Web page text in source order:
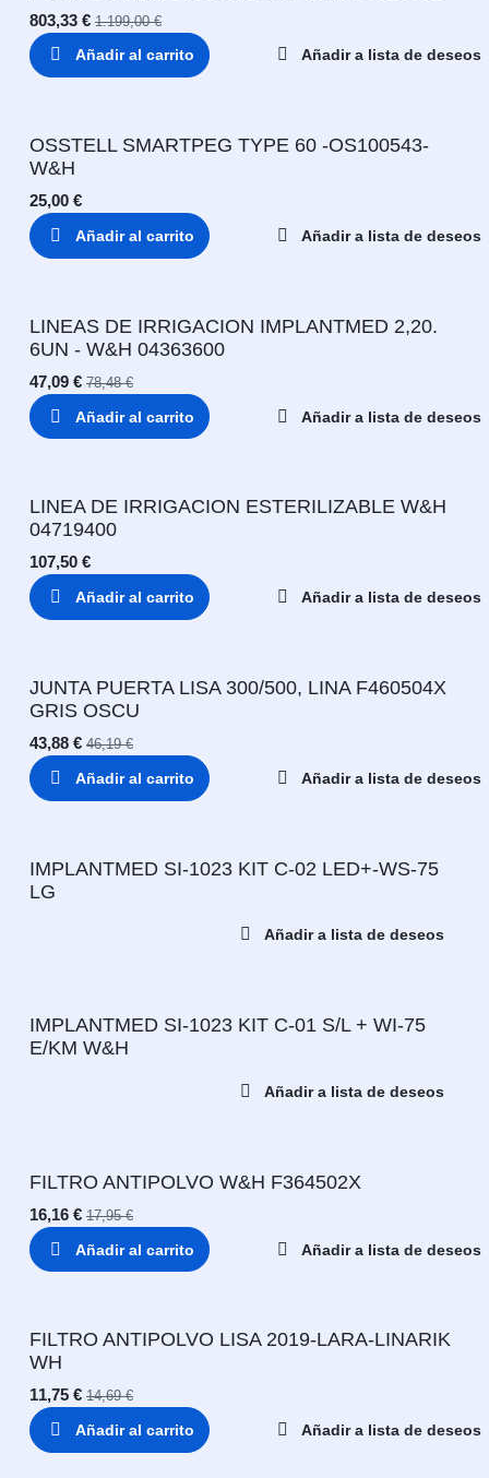
803,33 € 1.199,00€
Añadir al carrito Añadir a lista de deseos
OSSTELL SMARTPEG TYPE 60 -OS100543-
W&H
25,00 €
Añadir al carrito Añadir a lista de deseos
LINEAS DE IRRIGACION IMPLANTMED 2,20.
6UN - W&H 04363600
47,09 € 78,48€
Añadir al carrito Añadir a lista de deseos
LINEA DE IRRIGACION ESTERILIZABLE W&H
04719400
107,50 €
Añadir al carrito Añadir a lista de deseos
JUNTA PUERTA LISA 300/500, LINA F460504X
GRIS OSCU
43,88 € 46,19€
Añadir al carrito Añadir a lista de deseos
IMPLANTMED SI-1023 KIT C-02 LED+-WS-75
LG
Añadir a lista de deseos
IMPLANTMED SI-1023 KIT C-01 S/L + WI-75
E/KM W&H
Añadir a lista de deseos
FILTRO ANTIPOLVO W&H F364502X
16,16 € 17,95€
Añadir al carrito Añadir a lista de deseos
FILTRO ANTIPOLVO LISA 2019-LARA-LINARIK
WH
11,75 € 14,69€
Añadir al carrito Añadir a lista de deseos